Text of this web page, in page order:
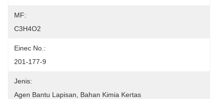
MF:
C3H4O2
Einec No.:
201-177-9
Jenis:
Agen Bantu Lapisan, Bahan Kimia Kertas